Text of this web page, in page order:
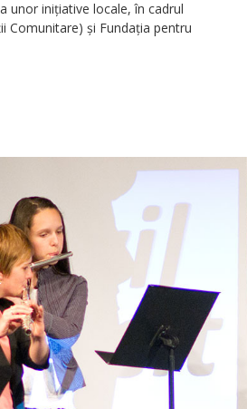
unor iniţiative locale, în cadrul
Comunitare) şi Fundaţia pentru